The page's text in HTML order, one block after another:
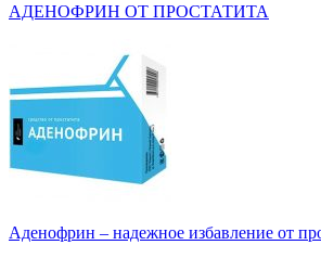
АДЕНОФРИН ОТ ПРОСТАТИТА
Аденофрин – надежное избавление от